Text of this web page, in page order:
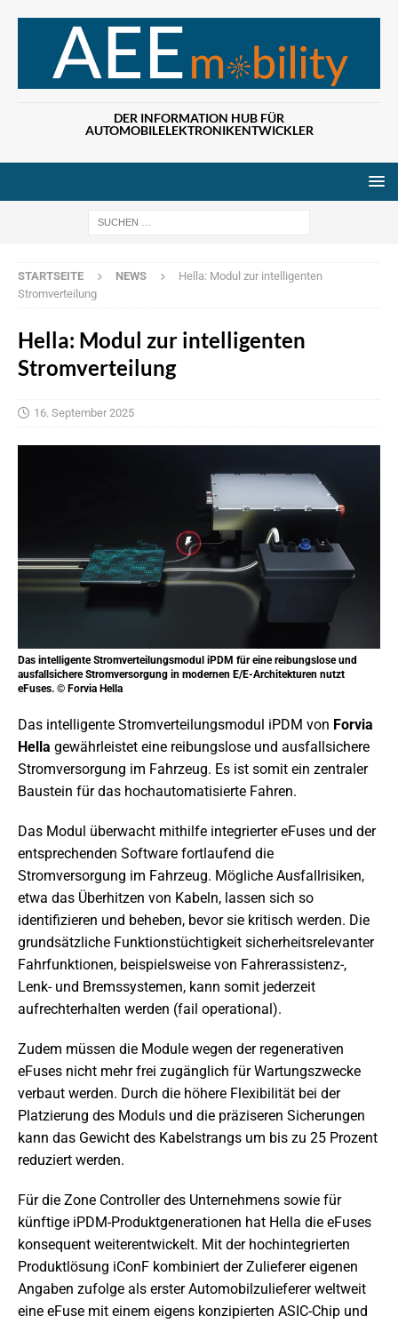
DER INFORMATION HUB FÜR
AUTOMOBILELEKTRONIKENTWICKLER
STARTSEITE NEWS
Hella: Modul zur intelligenten
Stromverteilung
Hella: Modul zur intelligenten
Stromverteilung
16. September 2025
Das intelligente Stromverteilungsmodul iPDM für eine reibungslose und
ausfallsichere Stromversorgung in modernen E/E-Architekturen nutzt
eFuses. © Forvia Hella
Das intelligente Stromverteilungsmodul iPDM von Forvia
Hella gewährleistet eine reibungslose und ausfallsichere
Stromversorgung im Fahrzeug. Es ist somit ein zentraler
Baustein für das hochautomatisierte Fahren.
Das Modul überwacht mithilfe integrierter eFuses und der
entsprechenden Software fortlaufend die
Stromversorgung im Fahrzeug. Mögliche Ausfallrisiken,
etwa das Überhitzen von Kabeln, lassen sich so
identifizieren und beheben, bevor sie kritisch werden. Die
grundsätzliche Funktionstüchtigkeit sicherheitsrelevanter
Fahrfunktionen, beispielsweise von Fahrerassistenz-,
Lenk- und Bremssystemen, kann somit jederzeit
aufrechterhalten werden (fail operational).
Zudem müssen die Module wegen der regenerativen
eFuses nicht mehr frei zugänglich für Wartungszwecke
verbaut werden. Durch die höhere Flexibilität bei der
Platzierung des Moduls und die präziseren Sicherungen
kann das Gewicht des Kabelstrangs um bis zu 25 Prozent
reduziert werden.
Für die Zone Controller des Unternehmens sowie für
künftige iPDM-Produktgenerationen hat Hella die eFuses
konsequent weiterentwickelt. Mit der hochintegrierten
Produktlösung iConF kombiniert der Zulieferer eigenen
Angaben zufolge als erster Automobilzulieferer weltweit
eine eFuse mit einem eigens konzipierten ASIC-Chip und